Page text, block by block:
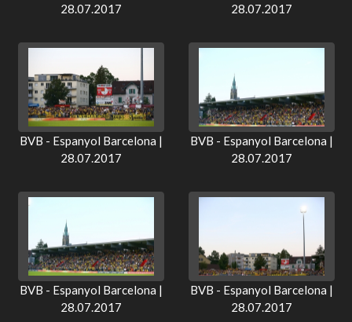
28.07.2017
28.07.2017
BVB - Espanyol Barcelona |
28.07.2017
BVB - Espanyol Barcelona |
28.07.2017
BVB - Espanyol Barcelona |
28.07.2017
BVB - Espanyol Barcelona |
28.07.2017